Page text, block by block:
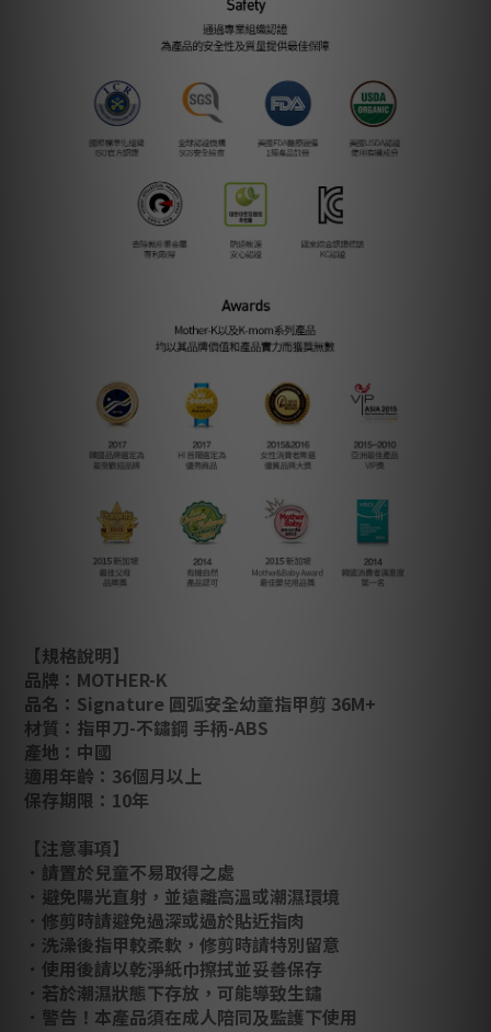
【規格說明】
品牌：MOTHER-K
品名：Signature 圓弧安全幼童指甲剪 36M+
材質：指甲刀-不鏽鋼 手柄-ABS
產地：中國
適用年齡：36個月以上
保存期限：10年
【注意事項】
．請置於兒童不易取得之處
．避免陽光直射，並遠離高溫或潮濕環境
．修剪時請避免過深或過於貼近指肉
．洗澡後指甲較柔軟，修剪時請特別留意
．使用後請以乾淨紙巾擦拭並妥善保存
．若於潮濕狀態下存放，可能導致生鏽
．警告！本產品須在成人陪同及監護下使用